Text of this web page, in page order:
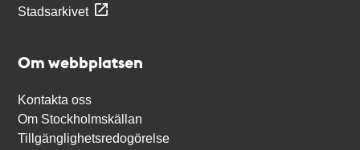
Stadsarkivet
Om webbplatsen
Kontakta oss
Om Stockholmskällan
Tillgänglighetsredogörelse